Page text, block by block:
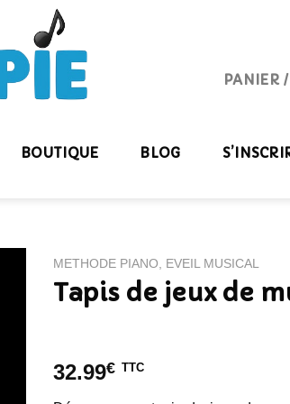
PANIER /
BOUTIQUE BLOG
METHODE PIANO, EVEIL MUSICAL
Tapis de jeux de
32.99€ TTC